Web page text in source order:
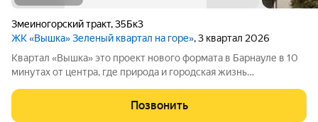
Змеиногорский тракт,35Бк3
ЖК «Вышка» Зеленый квартал на горе», 3 квартал 2026
Квартал «Вышка» это проект нового формата в Барнауле в 10
минутах от центра, где природа и городская жизнь
интеграция в существующий природный ландшафт с
максимальным сохранением зелени и пешеходных
Позвонить